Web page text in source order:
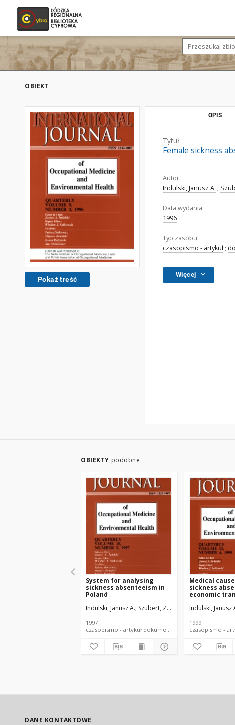
OBIEKT
Pokaż treść
OPIS
Tytuł:
Female sickness
Autor:
Indulski, Janusz A. ;
Data wydania:
1996
Typ zasobu:
czasopismo - artykuł ;
Więcej
OBIEKTY podobne
System for analysing
sickness absenteeism in
Poland
Indulski, Janusz A. Szubert, Zuzanna
1997
czasopismo - artykuł dokument piśmienniczy
Medical
sickness
economic
Indulski, Janusz
1999
DANE KONTAKTOWE